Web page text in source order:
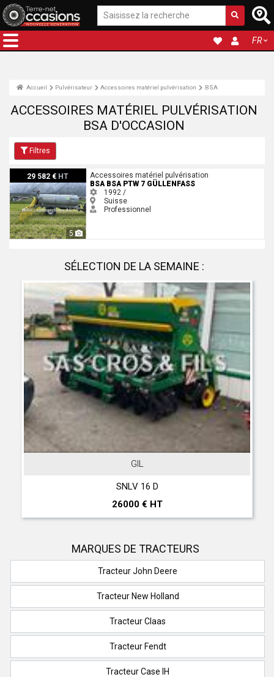
FR
Accueil Pulvérisateur Accessoires matériel pulvérisation BSA
ACCESSOIRES MATÉRIEL PULVÉRISATION
BSA D'OCCASION
Filtres
29 582 € HT
5
BSA BSA PTW 7 GüllenfassAccessoires matériel pulvérisation
BSA BSA PTW 7 GÜLLENFASS
1992 /
Suisse
Professionnel
SÉLECTION DE LA SEMAINE :
GIL
SNLV 16 D
26000 € HT
MARQUES DE TRACTEURS
Tracteur John Deere
Tracteur New Holland
Tracteur Claas
Tracteur Fendt
Tracteur Case IH